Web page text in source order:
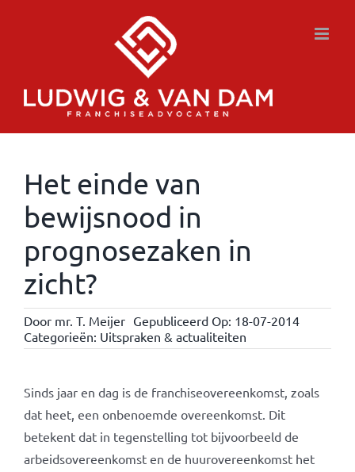
Het einde van
bewijsnood in
prognosezaken in
zicht?
Door mr. T. Meijer Gepubliceerd Op: 18-07-2014
Categorieën: Uitspraken & actualiteiten
Sinds jaar en dag is de franchiseovereenkomst, zoals
dat heet, een onbenoemde overeenkomst. Dit
betekent dat in tegenstelling tot bijvoorbeeld de
arbeidsovereenkomst en de huurovereenkomst het